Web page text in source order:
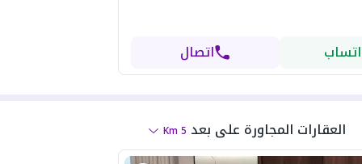
اتصال
العقارات المجاورة على بعد 5
Km